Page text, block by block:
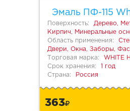
Эмаль ПФ-115
Поверхность:
Дерево,
Кирпич, Минеральные
Область применения:
Двери, Окна, Заборы,
Торговая марка:
WHITE
Срок хранения:
1 год
Страна:
Россия
363